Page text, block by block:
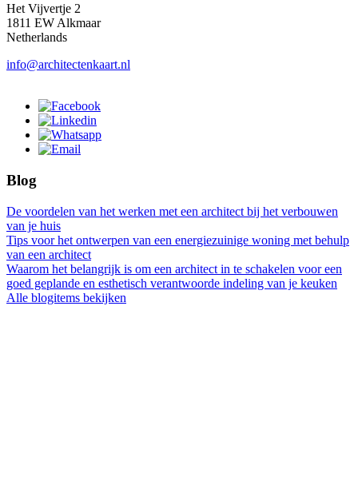
Het Vijvertje 2
1811 EW Alkmaar
Netherlands
info@architectenkaart.nl
Blog
De voordelen van het werken met een architect bij het verbouwen
van je huis
Tips voor het ontwerpen van een energiezuinige woning met behulp
van een architect
Waarom het belangrijk is om een architect in te schakelen voor een
goed geplande en esthetisch verantwoorde indeling van je keuken
Alle blogitems bekijken